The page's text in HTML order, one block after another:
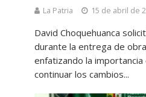
La Patria 15 de abril de
David Choquehuanca
durante la entrega de
enfatizando la importancia
continuar los cambios...